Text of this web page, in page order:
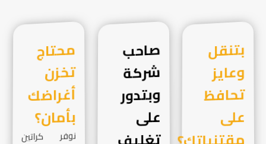
بتنقل
وعايز
تحافظ
على
صاحب
شركة
وبتدور
على
محتاج
تخزن
أغراضك
بأمان؟
نوفر كراتين